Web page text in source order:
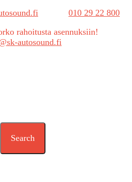
010 29 22 800
rahoitusta asennuksiin!
autosound.fi
Search